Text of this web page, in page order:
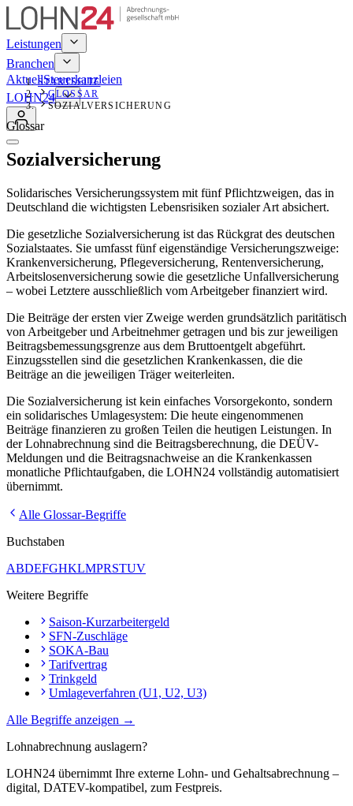
Leistungen
Branchen
AktuellSteuerkanzleien
LOHN24
STARTSEITE
GLOSSAR
SOZIALVERSICHERUNG
Glossar
Sozialversicherung
Solidarisches Versicherungssystem mit fünf Pflichtzweigen, das in
Deutschland die wichtigsten Lebensrisiken sozialer Art absichert.
Die gesetzliche Sozialversicherung ist das Rückgrat des deutschen
Sozialstaates. Sie umfasst fünf eigenständige Versicherungszweige:
Krankenversicherung, Pflegeversicherung, Rentenversicherung,
Arbeitslosenversicherung sowie die gesetzliche Unfallversicherung
– wobei Letztere ausschließlich vom Arbeitgeber finanziert wird.
Die Beiträge der ersten vier Zweige werden grundsätzlich paritätisch
von Arbeitgeber und Arbeitnehmer getragen und bis zur jeweiligen
Beitragsbemessungsgrenze aus dem Bruttoentgelt abgeführt.
Einzugsstellen sind die gesetzlichen Krankenkassen, die die
Beiträge an die jeweiligen Träger weiterleiten.
Die Sozialversicherung ist kein einfaches Vorsorgekonto, sondern
ein solidarisches Umlagesystem: Die heute eingenommenen
Beiträge finanzieren zu großen Teilen die heutigen Leistungen. In
der Lohnabrechnung sind die Beitragsberechnung, die DEÜV-
Meldungen und die Beitragsnachweise an die Krankenkassen
monatliche Pflichtaufgaben, die LOHN24 vollständig automatisiert
übernimmt.
Alle Glossar-Begriffe
Buchstaben
ABDEFGHKLMPRSTUV
Weitere Begriffe
Saison-Kurzarbeitergeld
SFN-Zuschläge
SOKA-Bau
Tarifvertrag
Trinkgeld
Umlageverfahren (U1, U2, U3)
Alle Begriffe anzeigen →
Lohnabrechnung auslagern?
LOHN24 übernimmt Ihre externe Lohn- und Gehaltsabrechnung –
digital, DATEV-kompatibel, zum Festpreis.